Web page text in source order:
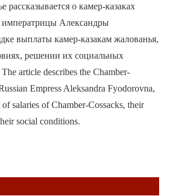
рассказывается о камер-казаках
императрицы Александры
выплаты камер-казакам жалованья,
решении их социальных
article describes the Chamber-
Empress Aleksandra Fyodorovna,
salaries of Chamber-Cossacks, their
social conditions.